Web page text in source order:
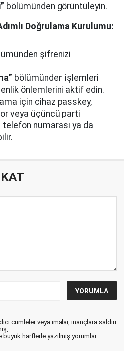
bölümünden görüntüleyin.
Doğrulama Kurulumu:
şifrenizi
bölümünden işlemleri
önlemlerini aktif edin.
için cihaz passkey,
veya üçüncü parti
numarası ya da
cümleler veya imalar, inançlara saldırı
harflerle yazılmış yorumlar